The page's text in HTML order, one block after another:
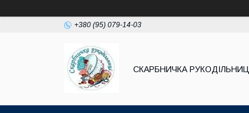
+380 (95) 079-14-03
СКАРБНИЧКА